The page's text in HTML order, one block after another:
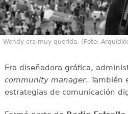
Wendy era muy querida. (Foto:
Era diseñadora gráfica,
community manager. También
estrategias de comunicación